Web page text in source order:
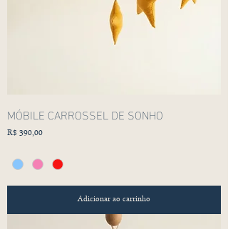
MÓBILE CARROSSEL DE SONHO
Preço
R$ 390,00
Adicionar ao carrinho